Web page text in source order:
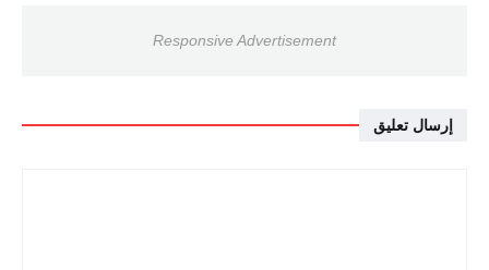
Responsive Advertisement
إرسال تعليق